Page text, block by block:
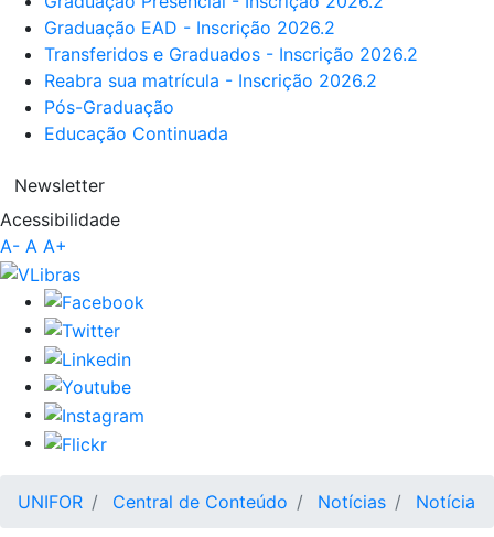
Graduação EAD - Inscrição 2026.2
Transferidos e Graduados - Inscrição 2026.2
Reabra sua matrícula - Inscrição 2026.2
Pós-Graduação
Educação Continuada
Newsletter
Acessibilidade
A- A A+
UNIFOR Central de Conteúdo Notícias Notícia